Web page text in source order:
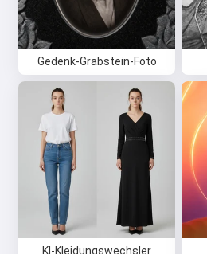
Gedenk-Grabstein-Foto
KI-Kleidungswechsler